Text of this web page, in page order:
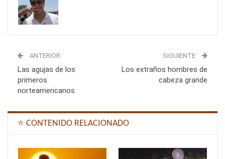
ANTERIOR
Las agujas de los
primeros
norteamericanos
SIGUIENTE
Los extraños hombres de
cabeza grande
⭐ CONTENIDO RELACIONADO